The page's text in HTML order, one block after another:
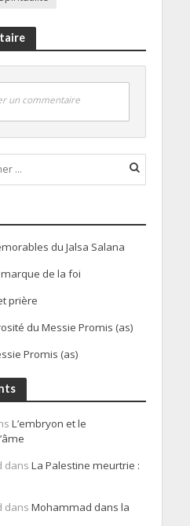
un commentaire
du Jalsa Salana
de la foi
prière
du Messie Promis (as)
Promis (as)
L’embryon et le
dans La Palestine meurtrie :
dans Mohammad dans la